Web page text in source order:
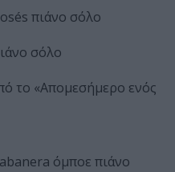
πιάνο σόλο
σόλο
το «Απομεσήμερο ενός
όμποε πιάνο